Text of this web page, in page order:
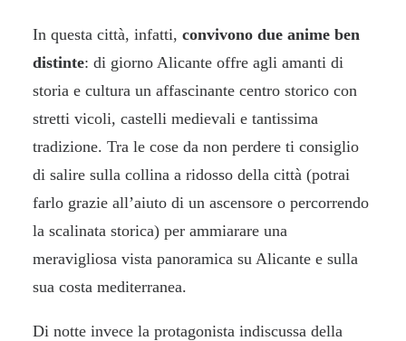
In questa città, infatti, convivono due anime ben
distinte: di giorno Alicante offre agli amanti di
storia e cultura un affascinante centro storico con
stretti vicoli, castelli medievali e tantissima
tradizione. Tra le cose da non perdere ti consiglio
di salire sulla collina a ridosso della città (potrai
farlo grazie all’aiuto di un ascensore o percorrendo
la scalinata storica) per ammiarare una
meravigliosa vista panoramica su Alicante e sulla
sua costa mediterranea.
Di notte invece la protagonista indiscussa della